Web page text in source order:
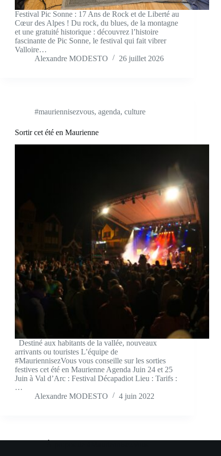
Festival Pic Sonne : 17 Ans de Rock et de Liberté au
Cœur des Alpes ! Du rock, du blues, de la montagne
et une gratuité historique : découvrez l’histoire
fascinante de Pic Sonne, le festival qui fait vibrer
Valloire…
Alexandre MODESTO
26 juillet 2026
#mauriennisezvous, agenda, culture
Sortir cet été en Maurienne
Destiné aux habitants de la vallée, nouveaux
arrivants ou touristes L’équipe de
#MauriennisezVous vous conseille sur les sorties
festives cet été en Maurienne Agenda Juin 24 et 25
Juin à Val d’Arc : Festival Décapadiot Lieu : Tarifs :
…
Alexandre MODESTO
4 juin 2022